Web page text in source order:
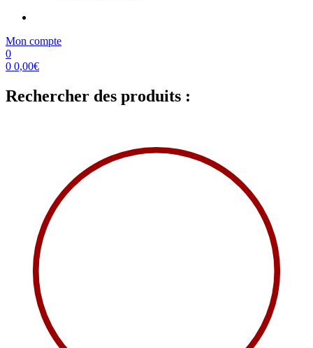
Mon compte
0
0 0,00€
Rechercher des produits :